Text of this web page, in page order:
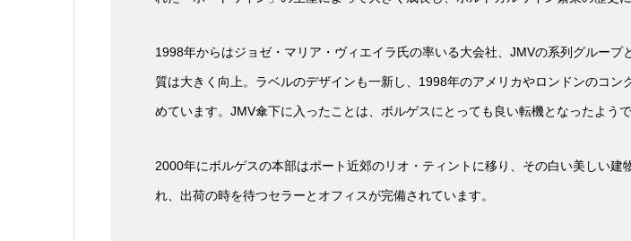
1998年からはジョゼ・マリア・ヴィエイラ氏の率いる大会社、JMVの系列グルー
質は大きく向上。ラベルのデザインも一新し、1998年のアメリカやロンドンのコ
めています。JMV傘下に入ったことは、ボルゲスにとっても良い転機となったようで
2000年にボルゲスの本部はポート近郊のリオ・ティントに移り、その白い美しい
れ、出荷の時を待つセラーとオフィスが完備されています。